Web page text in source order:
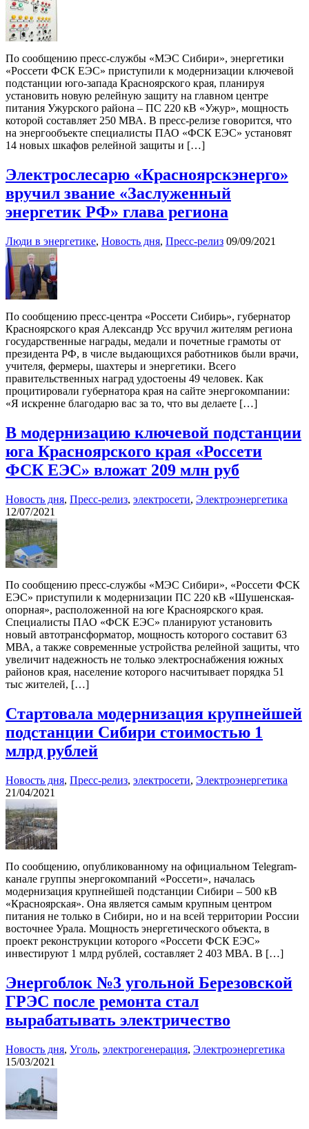
По сообщению пресс-службы «МЭС Сибири», энергетики
«Россети ФСК ЕЭС» приступили к модернизации ключевой
подстанции юго-запада Красноярского края, планируя
установить новую релейную защиту на главном центре
питания Ужурского района – ПС 220 кВ «Ужур», мощность
которой составляет 250 МВА. В пресс-релизе говорится, что
на энергообъекте специалисты ПАО «ФСК ЕЭС» установят
14 новых шкафов релейной защиты и […]
Электрослесарю «Красноярскэнерго»
вручил звание «Заслуженный
энергетик РФ» глава региона
Люди в энергетике, Новость дня, Пресс-релиз 09/09/2021
По сообщению пресс-центра «Россети Сибирь», губернатор
Красноярского края Александр Усс вручил жителям региона
государственные награды, медали и почетные грамоты от
президента РФ, в числе выдающихся работников были врачи,
учителя, фермеры, шахтеры и энергетики. Всего
правительственных наград удостоены 49 человек. Как
процитировали губернатора края на сайте энергокомпании:
«Я искренне благодарю вас за то, что вы делаете […]
В модернизацию ключевой подстанции
юга Красноярского края «Россети
ФСК ЕЭС» вложат 209 млн руб
Новость дня, Пресс-релиз, электросети, Электроэнергетика
12/07/2021
По сообщению пресс-службы «МЭС Сибири», «Россети ФСК
ЕЭС» приступили к модернизации ПС 220 кВ «Шушенская-
опорная», расположенной на юге Красноярского края.
Специалисты ПАО «ФСК ЕЭС» планируют установить
новый автотрансформатор, мощность которого составит 63
МВА, а также современные устройства релейной защиты, что
увеличит надежность не только электроснабжения южных
районов края, население которого насчитывает порядка 51
тыс жителей, […]
Стартовала модернизация крупнейшей
подстанции Сибири стоимостью 1
млрд рублей
Новость дня, Пресс-релиз, электросети, Электроэнергетика
21/04/2021
По сообщению, опубликованному на официальном Telegram-
канале группы энергокомпаний «Россети», началась
модернизация крупнейшей подстанции Сибири – 500 кВ
«Красноярская». Она является самым крупным центром
питания не только в Сибири, но и на всей территории России
восточнее Урала. Мощность энергетического объекта, в
проект реконструкции которого «Россети ФСК ЕЭС»
инвестируют 1 млрд рублей, составляет 2 403 МВА. В […]
Энергоблок №3 угольной Березовской
ГРЭС после ремонта стал
вырабатывать электричество
Новость дня, Уголь, электрогенерация, Электроэнергетика
15/03/2021